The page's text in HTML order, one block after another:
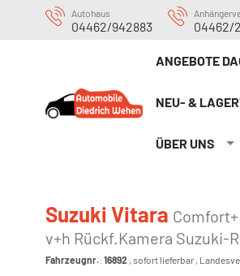
Autohaus
04462/942883 04462/
ANGEBOTE
NEU- &
ÜBER UNS
Suzuki Vitara
v+h Rückf.Kamera Suzuki-
Fahrzeugnr.: 16892 , sofort lieferbar ,